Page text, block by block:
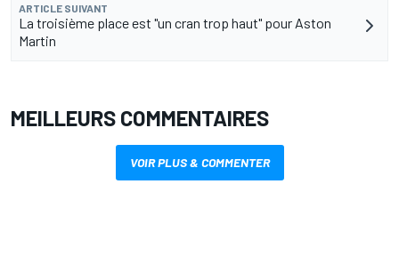
ARTICLE SUIVANT
La troisième place est "un cran trop haut" pour Aston
Martin
MEILLEURS COMMENTAIRES
VOIR PLUS & COMMENTER